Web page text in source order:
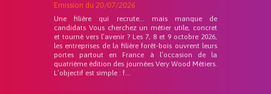
Emission du 20/07/2026
Une filière qui recrute… mais manque de
candidats Vous cherchez un métier utile, concret
et tourné vers l’avenir ? Les 7, 8 et 9 octobre 2026,
les entreprises de la filière forêt-bois ouvrent leurs
portes partout en France à l’occasion de la
quatrième édition des journées Very Wood Métiers.
L’objectif est simple : f...